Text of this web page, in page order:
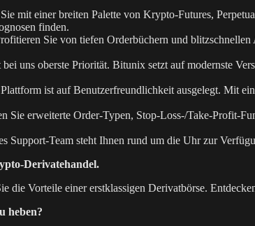
mit einer breiten Palette von Krypto-Futures,
finden.
Sie von tiefen Orderbüchern und
uns oberste Priorität. Bitunix setzt auf modernste
ist auf Benutzerfreundlichkeit ausgelegt. Mit
Sie erweiterte Order-Typen, Stop-Loss-/Take-Profit-
Support-Team steht Ihnen rund um die Uhr zur
Derivatehandel.
die Vorteile einer erstklassigen Derivatbörse.
heben?